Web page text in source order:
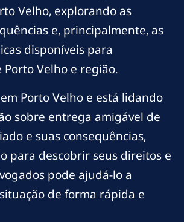
Velho, explorando as
e, principalmente, as
disponíveis para
Velho e região.
Porto Velho e está lidando
sobre entrega amigável de
e suas consequências,
para descobrir seus direitos e
pode ajudá-lo a
de forma rápida e